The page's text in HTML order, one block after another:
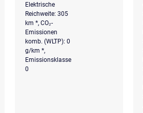
Elektrische
Reichweite: 305
km *, CO₂-
Emissionen
komb. (WLTP): 0
g/km *,
Emissionsklasse
0